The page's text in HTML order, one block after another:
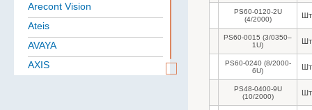
Arecont Vision
Ateis
AVAYA
AXIS
PS60-0120-2U
(4/2000)
PS60-0015 (3/0350–
1U)
PS60-0240 (8/2000-
6U)
PS48-0400-9U
(10/2000)